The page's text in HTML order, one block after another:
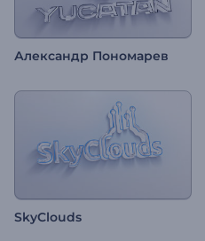
Александр Пономарев
SkyClouds